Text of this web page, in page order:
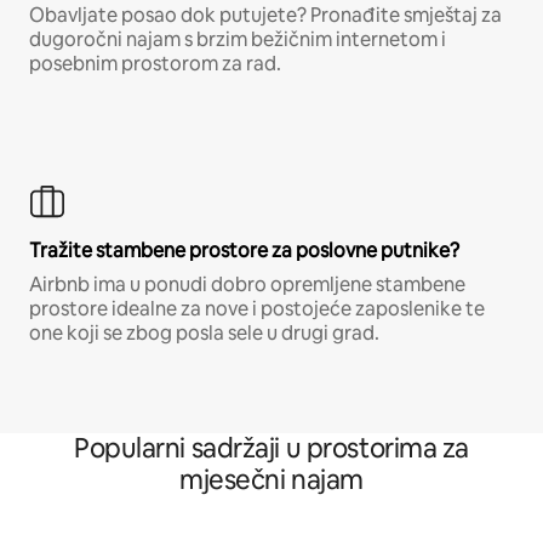
Obavljate posao dok putujete? Pronađite smještaj za
dugoročni najam s brzim bežičnim internetom i
posebnim prostorom za rad.
Tražite stambene prostore za poslovne putnike?
Airbnb ima u ponudi dobro opremljene stambene
prostore idealne za nove i postojeće zaposlenike te
one koji se zbog posla sele u drugi grad.
Popularni sadržaji u prostorima za
mjesečni najam